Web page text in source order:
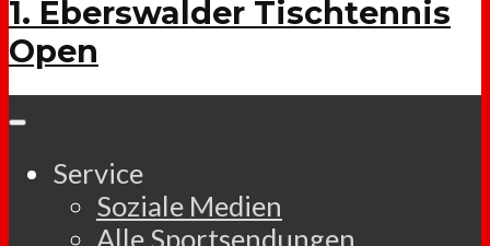
1. Eberswalder Tischtennis
Open
Service
Soziale Medien
Alle Sportsendungen